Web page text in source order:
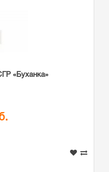
«Буханка»